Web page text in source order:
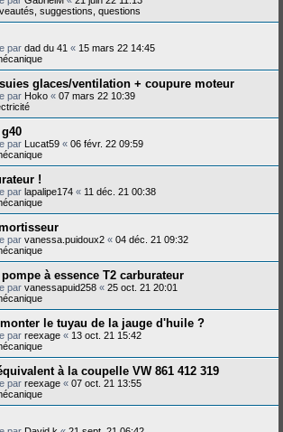
suggestions, questions
par dad du 41 « 15 mars 22 14:45
glaces/ventilation + coupure moteur
par Hoko « 07 mars 22 10:39
par Lucat59 « 06 févr. 22 09:59
!
par lapalipe174 « 11 déc. 21 00:38
par vanessa.puidoux2 « 04 déc. 21 09:32
à essence T2 carburateur
par vanessapuid258 « 25 oct. 21 20:01
le tuyau de la jauge d'huile ?
par reexage « 13 oct. 21 15:42
à la coupelle VW 861 412 319
par reexage « 07 oct. 21 13:55